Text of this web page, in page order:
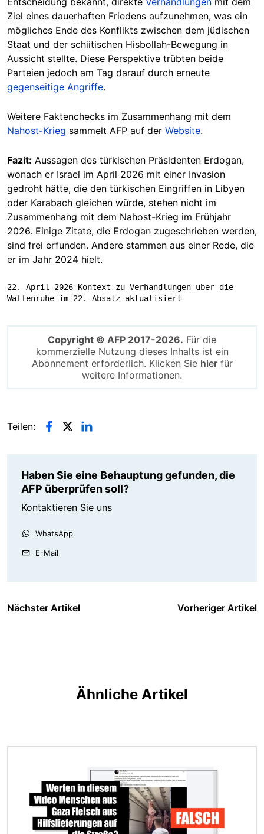
Ziel eines dauerhaften Friedens aufzunehmen, was ein
mögliches Ende des Konflikts zwischen dem jüdischen
Staat und der schiitischen Hisbollah-Bewegung in
Aussicht stellte. Diese Perspektive trübten beide
Parteien jedoch am Tag darauf durch erneute
gegenseitige Angriffe.
Weitere Faktenchecks im Zusammenhang mit dem
Nahost-Krieg sammelt AFP auf der Website.
Fazit: Aussagen des türkischen Präsidenten Erdogan,
wonach er Israel im April 2026 mit einer Invasion
gedroht hätte, die den türkischen Eingriffen in Libyen
oder Karabach gleichen würde, stehen nicht im
Zusammenhang mit dem Nahost-Krieg im Frühjahr
2026. Einige Zitate, die Erdogan zugeschrieben werden,
sind frei erfunden. Andere stammen aus einer Rede, die
er im Jahr 2024 hielt.
22. April 2026 Kontext zu Verhandlungen über die
Waffenruhe im 22. Absatz aktualisiert
Copyright © AFP 2017-2026. Für die
kommerzielle Nutzung dieses Inhalts ist ein
Abonnement erforderlich. Klicken Sie hierfür
weitere Informationen.
Teilen:
Haben Sie eine Behauptung gefunden, die
AFP überprüfen soll?
Kontaktieren Sie uns
WhatsApp
E-Mail
Nächster Artikel Vorheriger Artikel
Ähnliche Artikel